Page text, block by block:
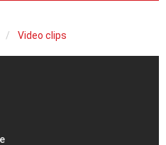
Video clips